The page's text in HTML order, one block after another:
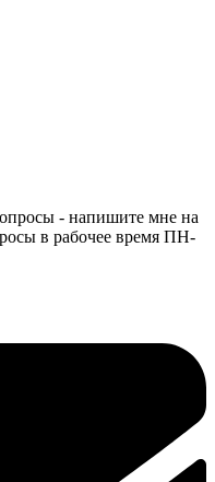
- напишите мне на
в рабочее время ПН-